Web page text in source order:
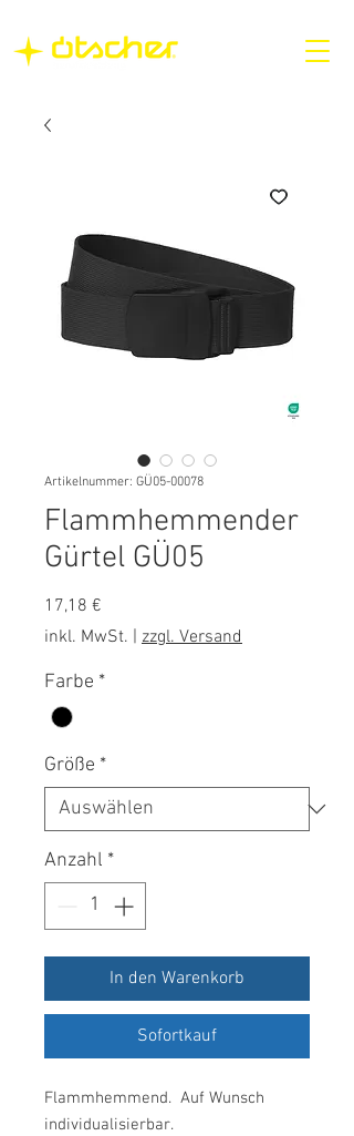
Artikelnummer: GÜ05-00078
Flammhemmender
Gürtel GÜ05
17,18 €
inkl. MwSt.
zzgl. Versand
Farbe *
Größe *
Anzahl *
In den Warenkorb
Sofortkauf
Flammhemmend. Auf Wunsch
individualisierbar.